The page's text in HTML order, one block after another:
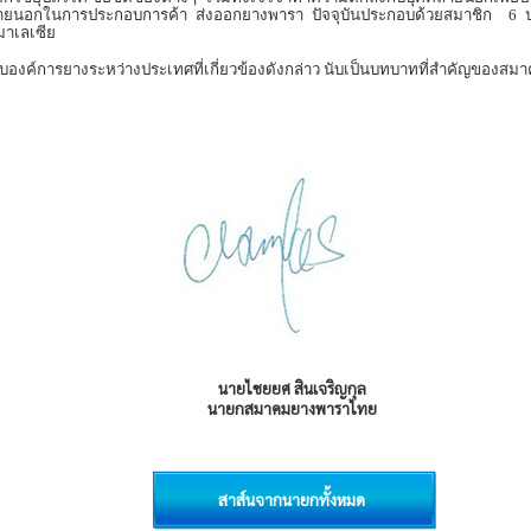
นอกในการประกอบการค้า ส่งออกยางพารา ปัจจุบันประกอบด้วยสมาชิก 6
เลเซีย
งค์การยางระหว่างประเทศที่เกี่ยวข้องดังกล่าว นับเป็นบทบาทที่สำคัญของส
นายไชยยศ สินเจริญกุล
นายกสมาคมยางพาราไทย
สาส์นจากนายกทั้งหมด